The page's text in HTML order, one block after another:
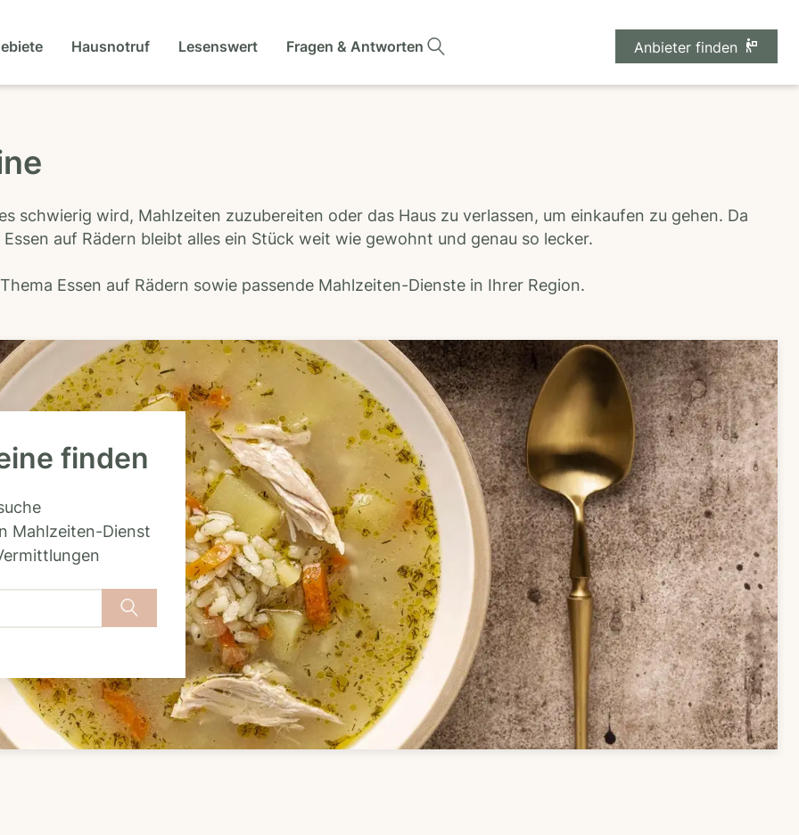
Hausnotruf Lesenswert Fragen & Antworten Anbieter finden
schwierig wird, Mahlzeiten zuzubereiten oder das Haus zu verlassen, um einkaufen zu gehen. Da
auf Rädern bleibt alles ein Stück weit wie gewohnt und genau so lecker.
Essen auf Rädern sowie passende Mahlzeiten-Dienste in Ihrer Region.
finden
Mahlzeiten-Dienst